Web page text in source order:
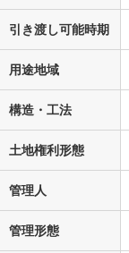
引き渡し可能時期
用途地域
構造・工法
土地権利形態
管理人
管理形態